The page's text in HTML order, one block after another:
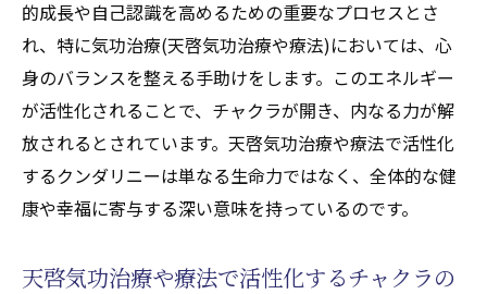
天気病を気功治療(天啓気功治療や療法)で和
らげる具体的なステップ
心身のバランスを整える気功治療(天啓気功
治療や療法)の効果
遠隔気功(天啓気功治療や療法)の体験談とそ
の効果
取り入れる天気病対策
的成長や自己認識を高めるための重要なプロセスとさ
れ、特に気功治療(天啓気功治療や療法)においては、心
身のバランスを整える手助けをします。このエネルギー
が活性化されることで、チャクラが開き、内なる力が解
放されるとされています。天啓気功治療や療法で活性化
するクンダリニーは単なる生命力ではなく、全体的な健
康や幸福に寄与する深い意味を持っているのです。
天啓気功治療や療法で活性化するチャクラの